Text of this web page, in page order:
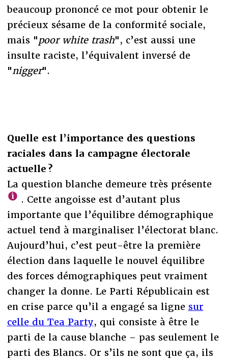
beaucoup prononcé ce mot pour obtenir le
précieux sésame de la conformité sociale,
mais "poor white trash", c’est aussi une
insulte raciste, l’équivalent inversé de
"nigger".
Quelle est l’importance des questions
raciales dans la campagne électorale
actuelle ?
La question blanche demeure très présente
. Cette angoisse est d’autant plus
importante que l’équilibre démographique
actuel tend à marginaliser l’électorat blanc.
Aujourd’hui, c’est peut-être la première
élection dans laquelle le nouvel équilibre
des forces démographiques peut vraiment
changer la donne. Le Parti Républicain est
en crise parce qu’il a engagé sa ligne sur
celle du Tea Party, qui consiste à être le
parti de la cause blanche – pas seulement le
parti des Blancs. Or s’ils ne sont que ça, ils